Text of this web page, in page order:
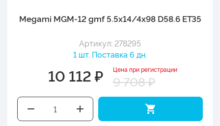
Megami MGM-12 gmf 5.5x14/4x98 D58.6 ET35
Артикул: 278295
1 шт. Поставка 6 дн.
10 112 ₽ Цена при регистрации
9 708 ₽